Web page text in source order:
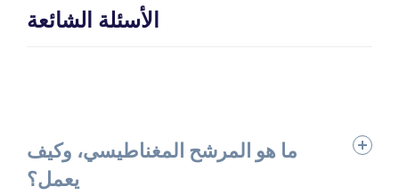
الأسئلة الشائعة
ما هو المرشح المغناطيسي، وكيف
يعمل؟